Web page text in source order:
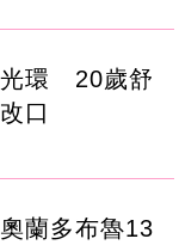
光環 20歲舒
口
蘭多布魯13